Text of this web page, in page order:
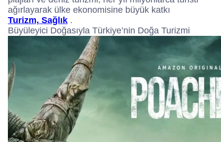
ağırlayarak ülke ekonomisine büyük katkı
Turizm, Sağlık .
Büyüleyici Doğasıyla Türkiye’nin Doğa Turizmi